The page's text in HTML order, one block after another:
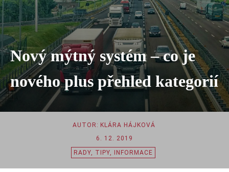
Nový mýtný systém – co je
nového plus přehled kategorií
AUTOR: KLÁRA HÁJKOVÁ
6. 12. 2019
RADY, TIPY, INFORMACE